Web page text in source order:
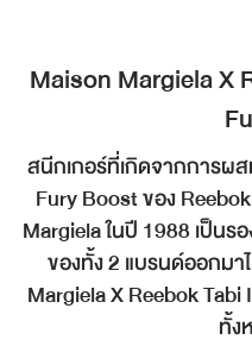
Maison Margiela X
สนีกเกอร์ที่เกิดจากการผ
Fury Boost ของ
Margiela ในปี 1988 เป็น
ของทั้ง 2 แบรนด์ออกมา
Margiela X Reebok
ทั้ง